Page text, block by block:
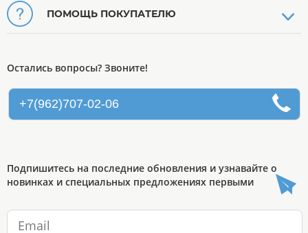
ПОМОЩЬ ПОКУПАТЕЛЮ
Остались вопросы? Звоните!
+7(962)707-02-06
Подпишитесь на последние обновления и узнавайте о
новинках и специальных предложениях первыми